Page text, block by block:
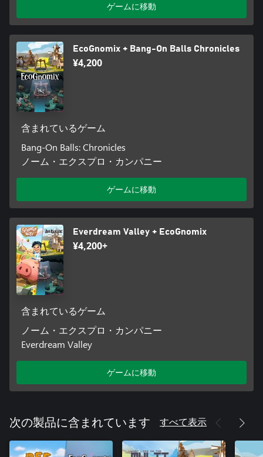
ゲームに移動
EcoGnomix + Bang-On Balls Chronicles
¥4,200
含まれているゲーム
Bang-On Balls: Chronicles
ノーム・エクスプロ・カンパニー
ゲームに移動
Everdream Valley + EcoGnomix
¥4,200+
含まれているゲーム
ノーム・エクスプロ・カンパニー
Everdream Valley
ゲームに移動
次の製品に含まれています すべて表示